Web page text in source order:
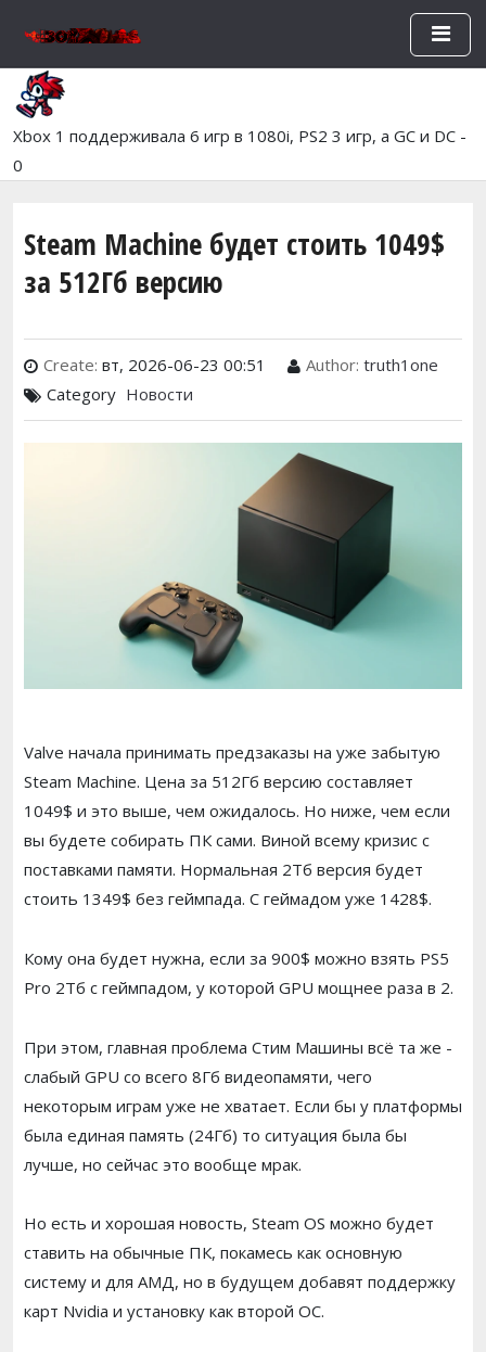
Перейти к основному
Xbox 1 поддерживала 6 игр в 1080i, PS2 3 игр, а GC и DC -
0
Steam Machine будет стоить 1049$
за 512Гб версию
Create: вт, 2026-06-23 00:51 Author: truth1one
Category Новости
Valve начала принимать предзаказы на уже забытую
Steam Machine. Цена за 512Гб версию составляет
1049$ и это выше, чем ожидалось. Но ниже, чем если
вы будете собирать ПК сами. Виной всему кризис с
поставками памяти. Нормальная 2Тб версия будет
стоить 1349$ без геймпада. С геймадом уже 1428$.
Кому она будет нужна, если за 900$ можно взять PS5
Pro 2Тб с геймпадом, у которой GPU мощнее раза в 2.
При этом, главная проблема Стим Машины всё та же -
слабый GPU со всего 8Гб видеопамяти, чего
некоторым играм уже не хватает. Если бы у платформы
была единая память (24Гб) то ситуация была бы
лучше, но сейчас это вообще мрак.
Но есть и хорошая новость, Steam OS можно будет
ставить на обычные ПК, покамесь как основную
систему и для АМД, но в будущем добавят поддержку
карт Nvidia и установку как второй ОС.